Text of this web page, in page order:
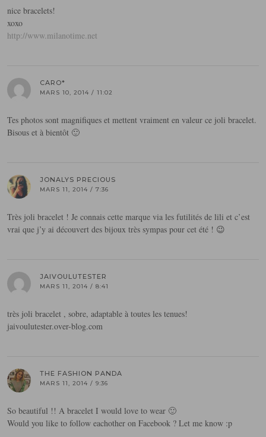
nice bracelets!
xoxo
http://www.milanotime.net
CARO*
MARS 10, 2014 / 11:02
Tes photos sont magnifiques et mettent vraiment en valeur ce joli bracelet.
Bisous et à bientôt 🙂
JONALYS PRECIOUS
MARS 11, 2014 / 7:36
Très joli bracelet ! Je connais cette marque via les futilités de lili et c’est
vrai que j’y ai découvert des bijoux très sympas pour cet été ! 😉
JAIVOULUTESTER
MARS 11, 2014 / 8:41
très joli bracelet , sobre, adaptable à toutes les tenues!
jaivoulutester.over-blog.com
THE FASHION PANDA
MARS 11, 2014 / 9:36
So beautiful !! A bracelet I would love to wear 🙂
Would you like to follow eachother on Facebook ? Let me know :p